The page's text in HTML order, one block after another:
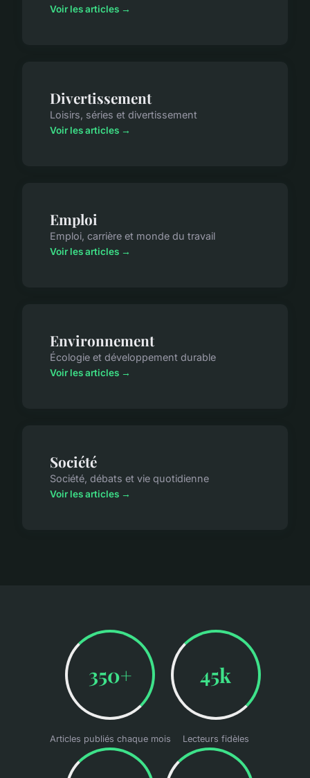
Voir les articles →
Divertissement
Loisirs, séries et divertissement
Voir les articles →
Emploi
Emploi, carrière et monde du travail
Voir les articles →
Environnement
Écologie et développement durable
Voir les articles →
Société
Société, débats et vie quotidienne
Voir les articles →
350+
Articles publiés chaque mois
45k
Lecteurs fidèles